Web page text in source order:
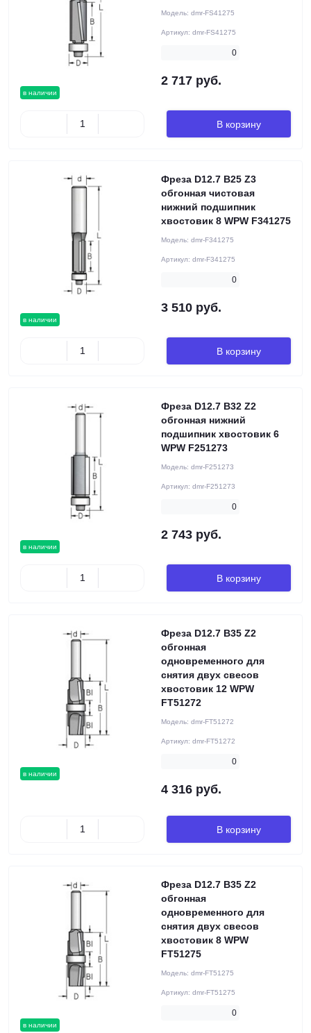
в наличии
Модель: dmr-FS41275
Артикул: dmr-FS41275
0
2 717 руб.
В корзину
в наличии
Фреза D12.7 B25 Z3
обгонная чистовая
нижний подшипник
хвостовик 8 WPW F341275
Модель: dmr-F341275
Артикул: dmr-F341275
0
3 510 руб.
В корзину
в наличии
Фреза D12.7 B32 Z2
обгонная нижний
подшипник хвостовик 6
WPW F251273
Модель: dmr-F251273
Артикул: dmr-F251273
0
2 743 руб.
В корзину
в наличии
Фреза D12.7 B35 Z2
обгонная
одновременного для
снятия двух свесов
хвостовик 12 WPW
FT51272
Модель: dmr-FT51272
Артикул: dmr-FT51272
0
4 316 руб.
В корзину
в наличии
Фреза D12.7 B35 Z2
обгонная
одновременного для
снятия двух свесов
хвостовик 8 WPW
FT51275
Модель: dmr-FT51275
Артикул: dmr-FT51275
0